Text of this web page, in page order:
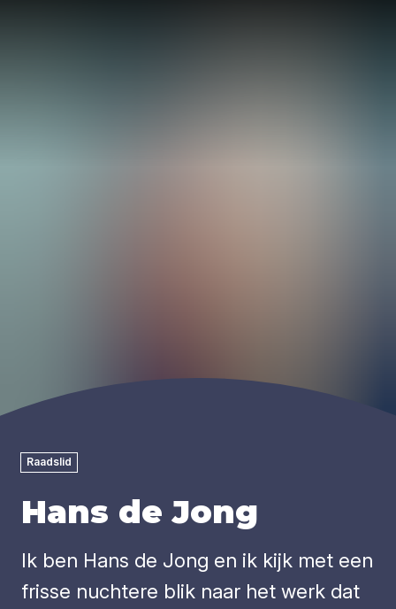
Raadslid
Hans de Jong
Ik ben Hans de Jong en ik kijk met een
frisse nuchtere blik naar het werk dat